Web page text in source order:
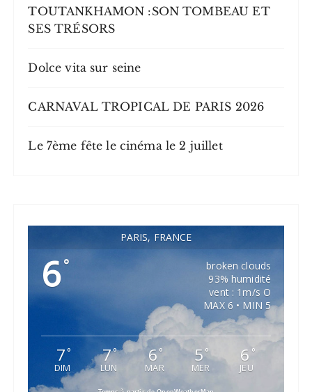
TOUTANKHAMON :SON TOMBEAU ET
SES TRÉSORS
Dolce vita sur seine
CARNAVAL TROPICAL DE PARIS 2026
Le 7ème fête le cinéma le 2 juillet
PARIS, FRANCE
6°
broken clouds
93% humidité
vent : 1m/s O
MAX 6 • MIN 5
7°
DIM
7°
LUN
6°
MAR
5°
MER
6 °
JEU